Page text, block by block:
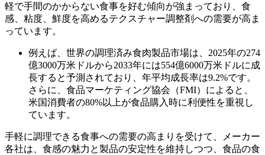
軽で手間のかからない食事を好む傾向が強まっており、食
感、粘度、鮮度を高めるテクスチャー調整剤への需要が高ま
っています。
例えば、世界の調理済み食肉製品市場は、2025年の274
億3000万米ドルから2033年には554億6000万米ドルに成
長すると予測されており、年平均成長率は9.2%です。
さらに、食品マーケティング協会（FMI）によると、
米国消費者の80%以上が食品購入時に利便性を重視し
ています。
手軽に調理できる食事への需要の高まりを受けて、メーカー
各社は、食感の魅力と製品の安定性を維持しつつ、食品の食